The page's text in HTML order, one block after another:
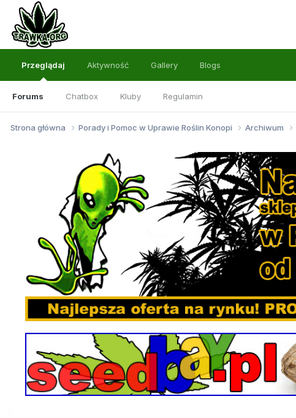
Przeglądaj
Forums Chatbox Kluby Regulamin
Aktywność Gallery Blogs
Strona główna Porady i Pomoc w Uprawie Roślin Konopi Archiwum